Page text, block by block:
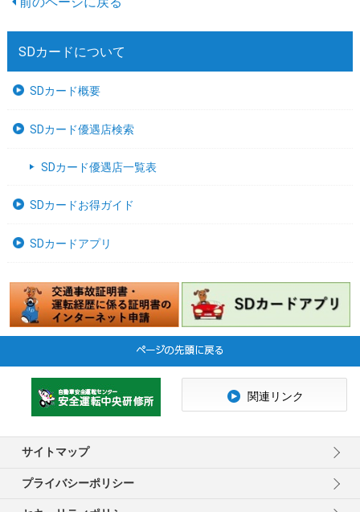
SDカードについて
SDカード概要
SDカード優遇店検索
SDカード優遇店一覧表
SDカードお得ガイド
SDカードアプリ
サイトマップ
プライバシーポリシー
関連リンク